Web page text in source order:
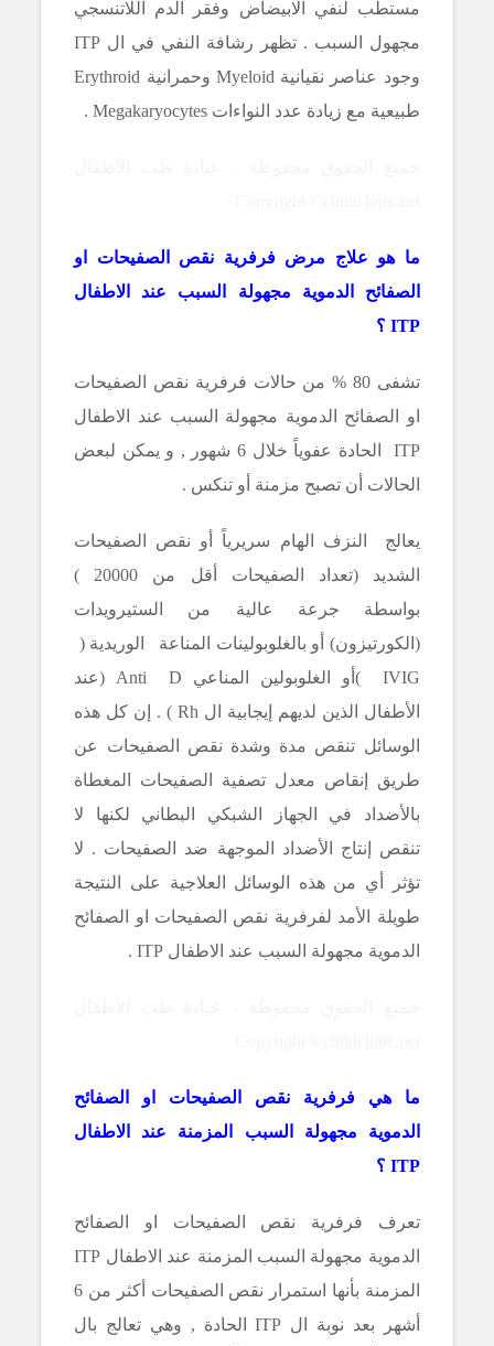
مستطب لنفي الابيضاض وفقر الدم اللاتنسجي
مجهول السبب . تظهر رشافة النفي في ال ITP
وجود عناصر نقيانية Myeloid وحمرانية Erythroid
طبيعية مع زيادة عدد النواءاتMegakaryocytes
.
ما هو علاج مرض فرفرية نقص الصفيحات او
الصفائح الدموية مجهولة السبب عند الاطفال
ITP ؟
تشفى 80 % من حالات فرفرية نقص الصفيحات
او الصفائح الدموية مجهولة السبب عند الاطفال
ITP
الحادة عفوياً خلال 6 شهور , و يمكن لبعض
الحالات أن تصبح مزمنة أو تنكس .
يعالج النزف الهام سريرياً أو نقص الصفيحات
الشديد (تعداد الصفيحات أقل من 20000 )
بواسطة جرعة عالية من الستيرويدات
(الكورتيزون) أو بالغلوبولينات المناعة الوريدية (
IVIG
)أو الغلوبولين المناعي Anti D
(عند
الأطفال الذين لديهم إيجابية ال Rh ) . إن كل هذه
الوسائل تنقص مدة وشدة نقص الصفيحات عن
طريق إنقاص معدل تصفية الصفيحات المغطاة
بالأضداد في الجهاز الشبكي البطاني لكنها لا
تنقص إنتاج الأضداد الموجهة ضد الصفيحات . لا
تؤثر أي من هذه الوسائل العلاجية على النتيجة
طويلة الأمد لفرفرية نقص الصفيحات او الصفائح
الدموية مجهولة السبب عند الاطفالITP
.
ما هي فرفرية نقص الصفيحات او الصفائح
الدموية مجهولة السبب المزمنة عند الاطفال
ITP ؟
تعرف فرفرية نقص الصفيحات او الصفائح
الدموية مجهولة السبب المزمنة عند الاطفال ITP
المزمنة بأنها استمرار نقص الصفيحات أكثر من 6
أشهر بعد نوبة ال ITP
الحادة , وهي تعالج بال